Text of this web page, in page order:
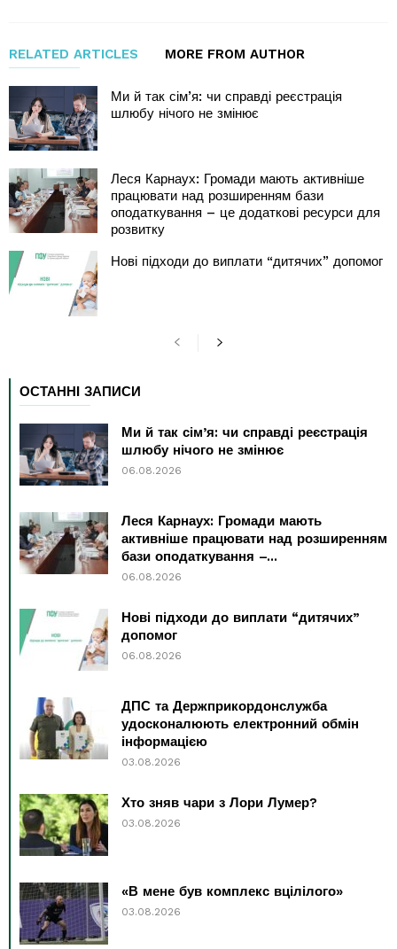
RELATED ARTICLES MORE FROM AUTHOR
Ми й так сім’я: чи справді реєстрація
шлюбу нічого не змінює
Леся Карнаух: Громади мають активніше
працювати над розширенням бази
оподаткування – це додаткові ресурси для
розвитку
Нові підходи до виплати “дитячих” допомог
ОСТАННІ ЗАПИСИ
Ми й так сім’я: чи справді реєстрація
шлюбу нічого не змінює
06.08.2026
Леся Карнаух: Громади мають
активніше працювати над розширенням
бази оподаткування –...
06.08.2026
Нові підходи до виплати “дитячих”
допомог
06.08.2026
ДПС та Держприкордонслужба
удосконалюють електронний обмін
інформацією
03.08.2026
Хто зняв чари з Лори Лумер?
03.08.2026
«В мене був комплекс вцілілого»
03.08.2026